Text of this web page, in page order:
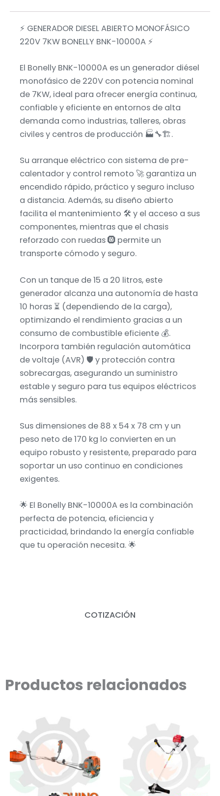
COTIZACIÓN
⚡ GENERADOR DIESEL ABIERTO MONOFÁSICO
220V 7KW BONELLY BNK-10000A ⚡
El Bonelly BNK-10000A es un generador diésel
monofásico de 220V con potencia nominal
de 7KW, ideal para ofrecer energía continua,
confiable y eficiente en entornos de alta
demanda como industrias, talleres, obras
civiles y centros de producción 🏭🔧🏗️.
Su arranque eléctrico con sistema de pre-
calentador y control remoto 🚀 garantiza un
encendido rápido, práctico y seguro incluso
a distancia. Además, su diseño abierto
facilita el mantenimiento 🛠️ y el acceso a sus
componentes, mientras que el chasis
reforzado con ruedas 🛞 permite un
transporte cómodo y seguro.
Con un tanque de 15 a 20 litros, este
generador alcanza una autonomía de hasta
10 horas ⏳ (dependiendo de la carga),
optimizando el rendimiento gracias a un
consumo de combustible eficiente 💰.
Incorpora también regulación automática
de voltaje (AVR) 🛡️ y protección contra
sobrecargas, asegurando un suministro
estable y seguro para tus equipos eléctricos
más sensibles.
Sus dimensiones de 88 x 54 x 78 cm y un
peso neto de 170 kg lo convierten en un
equipo robusto y resistente, preparado para
soportar un uso continuo en condiciones
exigentes.
🌟 El Bonelly BNK-10000A es la combinación
perfecta de potencia, eficiencia y
practicidad, brindando la energía confiable
que tu operación necesita. 🌟
Productos relacionados